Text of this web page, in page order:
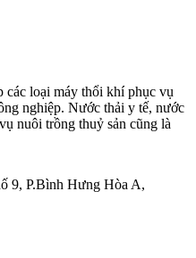
các loại máy thổi khí phục vụ
nghiệp. Nước thải y tế, nước
nuôi trồng thuỷ sản cũng là
9, P.Bình Hưng Hòa A,